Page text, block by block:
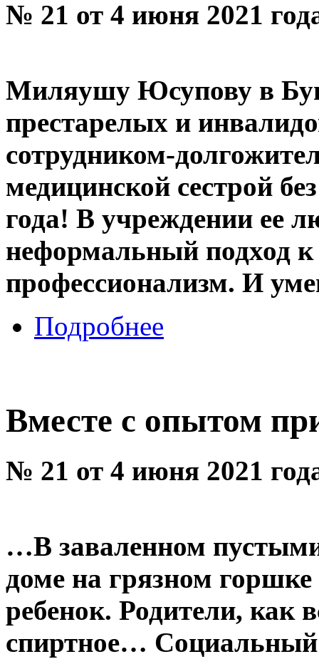
№ 21 от 4 июня 2021
Миляушу Юсупову в
престарелых и
сотрудником-
медицинской сестрой
года! В учреждении ее
неформальный подход к
профессионализм. И
Подробнее
Вместе с опытом
№ 21 от 4 июня 2021
…В заваленном
доме на грязном
ребенок. Родители, как
спиртное…